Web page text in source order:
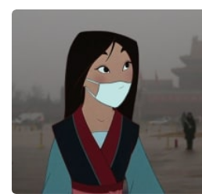
Sex a vztahy
Videa
Sledujte prima+
Přihlášení